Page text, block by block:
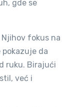
gde se
fokus na
da
ruku. Birajući
već i